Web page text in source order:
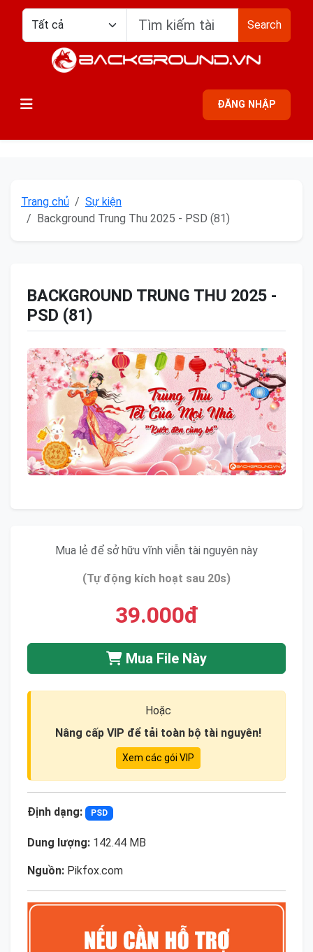
Search
ĐĂNG NHẬP
Trang chủ
Sự kiện
Background Trung Thu 2025 - PSD (81)
BACKGROUND TRUNG THU 2025 -
PSD (81)
Mua lẻ để sở hữu vĩnh viễn tài nguyên này
(Tự động kích hoạt sau 20s)
39.000đ
Mua File Này
Hoặc
Nâng cấp VIP để tải toàn bộ tài nguyên!
Xem các gói VIP
Định dạng: PSD
Dung lượng: 142.44 MB
Nguồn: Pikfox.com